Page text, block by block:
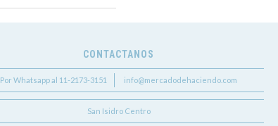
CONTACTANOS
Por Whatsapp al 11-2173-3151 info@mercadodehaciendo.com
San Isidro Centro